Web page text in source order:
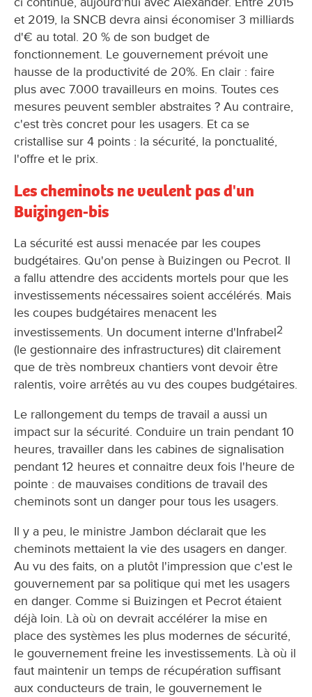
et 2019, la SNCB devra ainsi économiser 3 milliards
d'€ au total. 20 % de son budget de
fonctionnement. Le gouvernement prévoit une
hausse de la productivité de 20%. En clair : faire
plus avec 7.000 travailleurs en moins. Toutes ces
mesures peuvent sembler abstraites ? Au contraire,
c'est très concret pour les usagers. Et ca se
cristallise sur 4 points : la sécurité, la ponctualité,
l'offre et le prix.
Les cheminots ne veulent pas d'un
Buizingen-bis
La sécurité est aussi menacée par les coupes
budgétaires. Qu'on pense à Buizingen ou Pecrot. Il
a fallu attendre des accidents mortels pour que les
investissements nécessaires soient accélérés. Mais
les coupes budgétaires menacent les
investissements. Un document interne d'Infrabel2
(le gestionnaire des infrastructures) dit clairement
que de très nombreux chantiers vont devoir être
ralentis, voire arrêtés au vu des coupes budgétaires.
Le rallongement du temps de travail a aussi un
impact sur la sécurité. Conduire un train pendant 10
heures, travailler dans les cabines de signalisation
pendant 12 heures et connaitre deux fois l'heure de
pointe : de mauvaises conditions de travail des
cheminots sont un danger pour tous les usagers.
Il y a peu, le ministre Jambon déclarait que les
cheminots mettaient la vie des usagers en danger.
Au vu des faits, on a plutôt l'impression que c'est le
gouvernement par sa politique qui met les usagers
en danger. Comme si Buizingen et Pecrot étaient
déjà loin. Là où on devrait accélérer la mise en
place des systèmes les plus modernes de sécurité,
le gouvernement freine les investissements. Là où il
faut maintenir un temps de récupération suffisant
aux conducteurs de train, le gouvernement le